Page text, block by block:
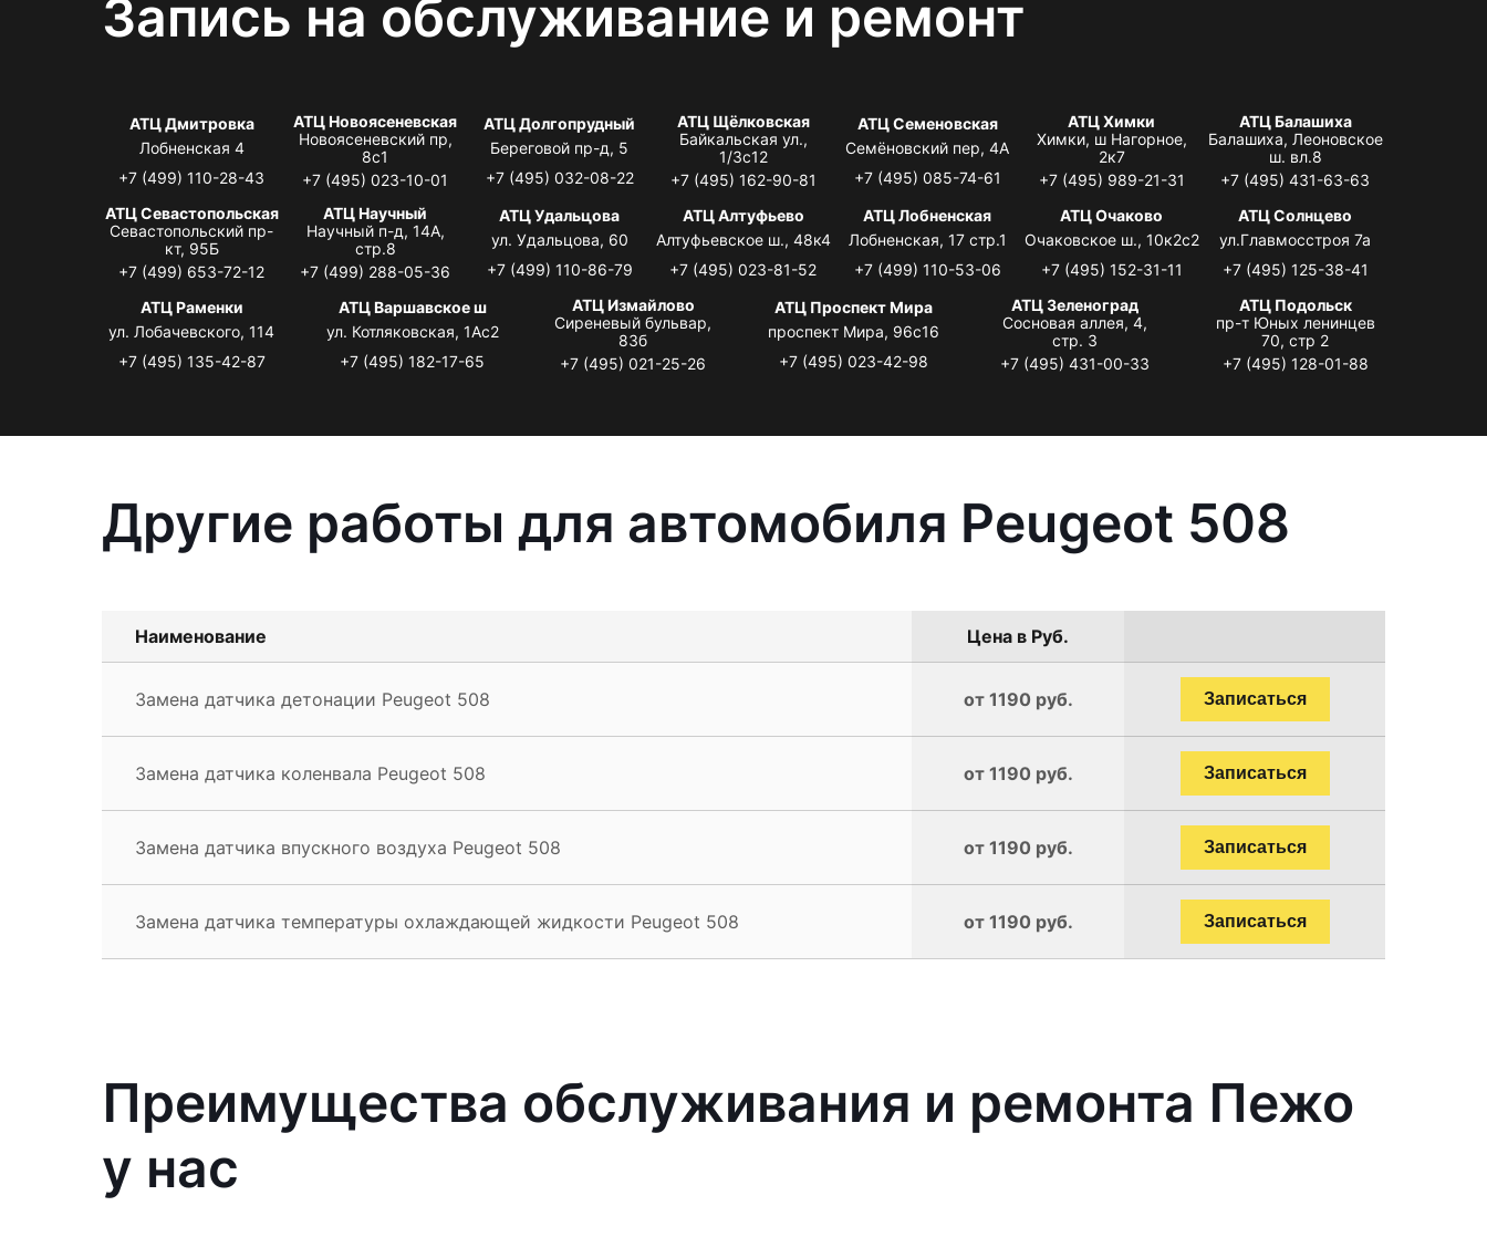
Запись на обслуживание и ремонт
АТЦ Дмитровка
Лобненская 4
+7 (499) 110-28-43
АТЦ Новоясеневская
Новоясеневский пр,
8с1
+7 (495) 023-10-01
АТЦ Долгопрудный
Береговой пр-д, 5
+7 (495) 032-08-22
АТЦ Щёлковская
Байкальская ул.,
1/3с12
+7 (495) 162-90-81
АТЦ Семеновская
Семёновский пер, 4А
+7 (495) 085-74-61
АТЦ Химки
Химки, ш Нагорное,
2к7
+7 (495) 989-21-31
АТЦ Балашиха
Балашиха, Леоновское
ш. вл.8
+7 (495) 431-63-63
АТЦ Севастопольская
Севастопольский пр-
кт, 95Б
+7 (499) 653-72-12
АТЦ Научный
Научный п-д, 14А,
стр.8
+7 (499) 288-05-36
АТЦ Удальцова
ул. Удальцова, 60
+7 (499) 110-86-79
АТЦ Алтуфьево
Алтуфьевское ш., 48к4
+7 (495) 023-81-52
АТЦ Лобненская
Лобненская, 17 стр.1
+7 (499) 110-53-06
АТЦ Очаково
Очаковское ш., 10к2с2
+7 (495) 152-31-11
АТЦ Солнцево
ул.Главмосстроя 7а
+7 (495) 125-38-41
АТЦ Раменки
ул. Лобачевского, 114
+7 (495) 135-42-87
АТЦ Варшавское ш
ул. Котляковская, 1Ас2
+7 (495) 182-17-65
АТЦ Измайлово
Сиреневый бульвар,
83б
+7 (495) 021-25-26
АТЦ Проспект Мира
проспект Мира, 96с16
+7 (495) 023-42-98
АТЦ Зеленоград
Сосновая аллея, 4,
стр. 3
+7 (495) 431-00-33
АТЦ Подольск
пр-т Юных ленинцев
70, стр 2
+7 (495) 128-01-88
Другие работы для автомобиля Peugeot 508
Наименование Цена в Руб.
Замена датчика детонации Peugeot 508 от 1190 руб. Записаться
Замена датчика коленвала Peugeot 508 от 1190 руб. Записаться
Замена датчика впускного воздуха Peugeot 508 от 1190 руб. Записаться
Замена датчика температуры охлаждающей жидкости Peugeot 508 от 1190 руб. Записаться
Преимущества обслуживания и ремонта Пежо
у нас